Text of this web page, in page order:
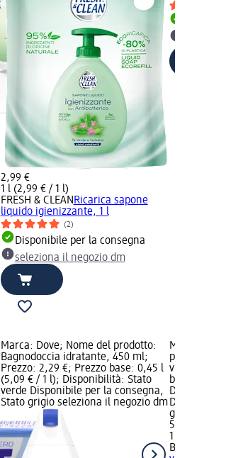
2,99 €
1 l (2,99 € / 1 l)
FRESH & CLEAN Ricarica sapone
liquido igienizzante, 1 l
(2)
Disponibile per la consegna
seleziona il negozio dm
Marca: Dove; Nome del prodotto:
Bagnodoccia idratante, 450 ml;
Prezzo: 2,29 €; Prezzo base: 0,45 l
(5,09 € / 1 l); Disponibilità: Stato
verde Disponibile per la consegna,
Stato grigio seleziona il negozio dm
Marca:
prodotto:
vita, 4 pz;
base: 1 pz
Disponibile
grigio
5,99 €
1 pz (5,99 €
Biodance